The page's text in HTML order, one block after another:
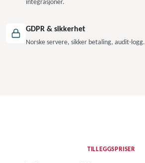
integrasjoner.
GDPR & sikkerhet
Norske servere, sikker betaling, audit-logg.
TILLEGGSPRISER